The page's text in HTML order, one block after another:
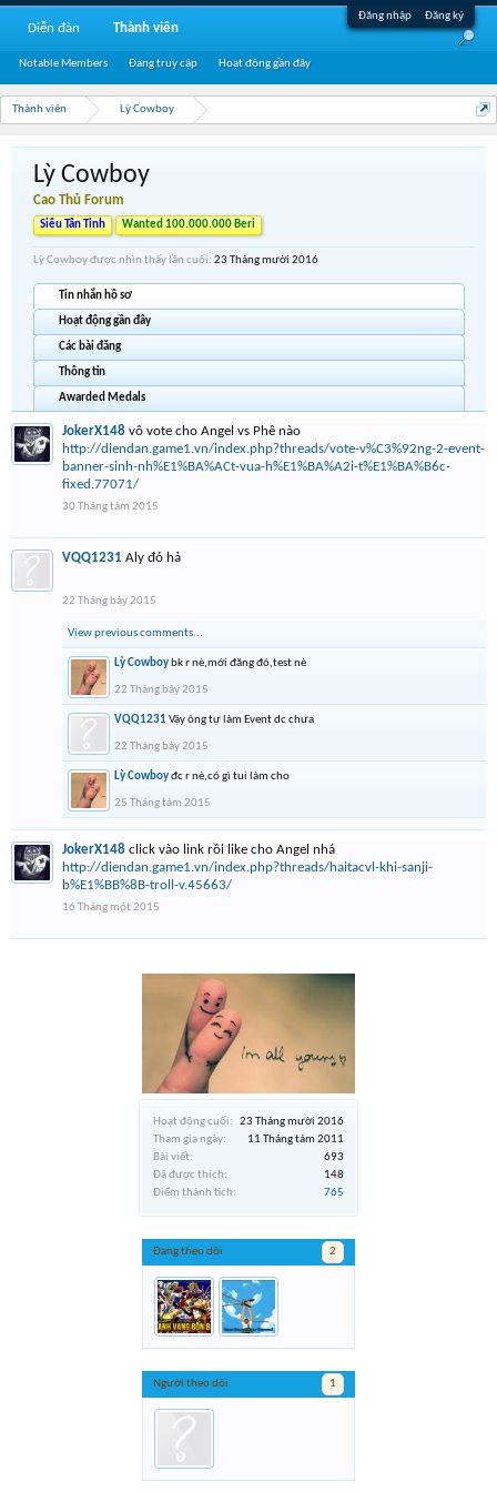
Đăng nhập Đăng ký
Thành viên Lỳ Cowboy
Hoạt động cuối:
23 Tháng mười 2016
Tham gia ngày:
11 Tháng tám 2011
Bài viết:
693
Đã được thích:
148
Điểm thành tích:
765
Đang theo dõi 2
Người theo dõi 1
Lỳ Cowboy
Cao Thủ Forum
Siêu Tân Tinh Wanted 100.000.000 Beri
Lỳ Cowboy được nhìn thấy lần cuối: 23 Tháng mười 2016
Tin nhắn hồ sơ
Hoạt động gần đây
Các bài đăng
Thông tin
Awarded Medals
JokerX148 vô vote cho Angel vs Phê nào
http://diendan.game1.vn/index.php?threads/vote-v%C3%92ng-2-event-
banner-sinh-nh%E1%BA%ACt-vua-h%E1%BA%A2i-t%E1%BA%B6c-
fixed.77071/
30 Tháng tám 2015
VQQ1231 Aly đó hả
22 Tháng bảy 2015
View previous comments...
Lỳ Cowboy bk r nè,mới đăng đó,test nè
22 Tháng bảy 2015
VQQ1231Vậy ông tự làm Event dc chưa
22 Tháng bảy 2015
Lỳ Cowboyđc r nè,có gì tui làm cho
25 Tháng tám 2015
JokerX148 click vào link rồi like cho Angel nhá
http://diendan.game1.vn/index.php?threads/haitacvl-khi-sanji-
b%E1%BB%8B-troll-v.45663/
16 Tháng một 2015
Diễn đàn Thành viên
Notable Members Đang truy cập Hoạt động gần đây